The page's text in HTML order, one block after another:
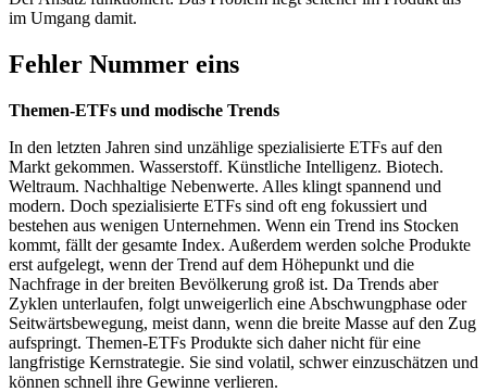
im Umgang damit.
Fehler Nummer eins
Themen-ETFs und modische Trends
In den letzten Jahren sind unzählige spezialisierte ETFs auf den
Markt gekommen. Wasserstoff. Künstliche Intelligenz. Biotech.
Weltraum. Nachhaltige Nebenwerte. Alles klingt spannend und
modern. Doch spezialisierte ETFs sind oft eng fokussiert und
bestehen aus wenigen Unternehmen. Wenn ein Trend ins Stocken
kommt, fällt der gesamte Index. Außerdem werden solche Produkte
erst aufgelegt, wenn der Trend auf dem Höhepunkt und die
Nachfrage in der breiten Bevölkerung groß ist. Da Trends aber
Zyklen unterlaufen, folgt unweigerlich eine Abschwungphase oder
Seitwärtsbewegung, meist dann, wenn die breite Masse auf den Zug
aufspringt. Themen-ETFs Produkte sich daher nicht für eine
langfristige Kernstrategie. Sie sind volatil, schwer einzuschätzen und
können schnell ihre Gewinne verlieren.